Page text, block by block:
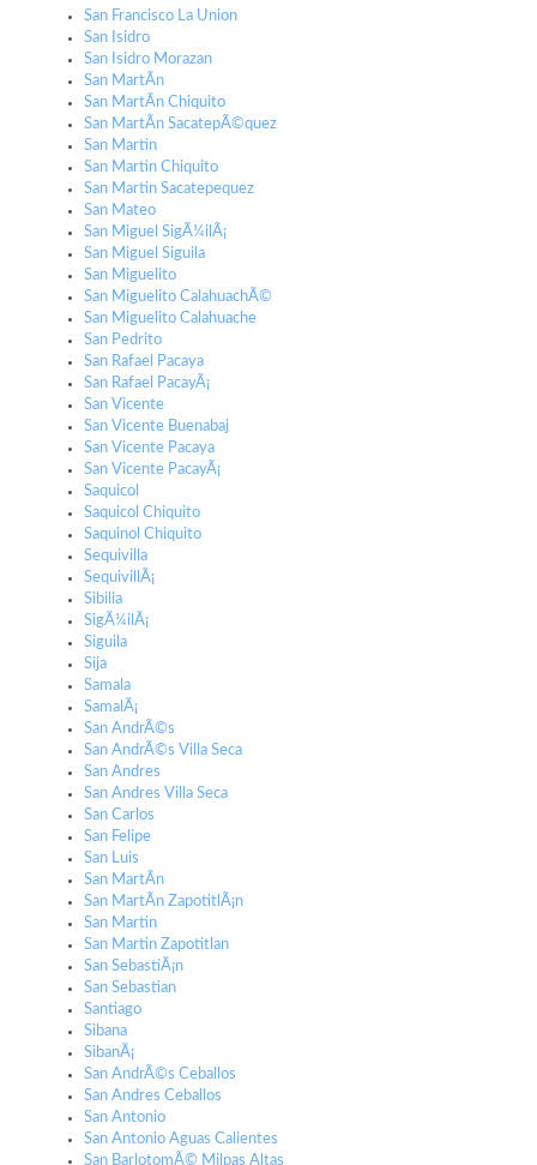
San Francisco La Union
San Isidro
San Isidro Morazan
San MartÃ­n
San MartÃ­n Chiquito
San MartÃ­n SacatepÃ©quez
San Martin
San Martin Chiquito
San Martin Sacatepequez
San Mateo
San Miguel SigÃ¼ilÃ¡
San Miguel Siguila
San Miguelito
San Miguelito CalahuachÃ©
San Miguelito Calahuache
San Pedrito
San Rafael Pacaya
San Rafael PacayÃ¡
San Vicente
San Vicente Buenabaj
San Vicente Pacaya
San Vicente PacayÃ¡
Saquicol
Saquicol Chiquito
Saquinol Chiquito
Sequivilla
SequivillÃ¡
Sibilia
SigÃ¼ilÃ¡
Siguila
Sija
Samala
SamalÃ¡
San AndrÃ©s
San AndrÃ©s Villa Seca
San Andres
San Andres Villa Seca
San Carlos
San Felipe
San Luis
San MartÃ­n
San MartÃ­n ZapotitlÃ¡n
San Martin
San Martin Zapotitlan
San SebastiÃ¡n
San Sebastian
Santiago
Sibana
SibanÃ¡
San AndrÃ©s Ceballos
San Andres Ceballos
San Antonio
San Antonio Aguas Calientes
San BarlotomÃ© Milpas Altas